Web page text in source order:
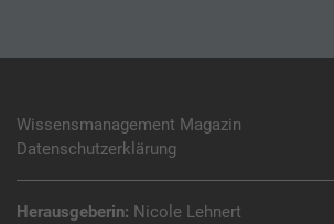
Wissensmanagement Magazin
Datenschutzerklärung
Herausgeberin: Nicole Lehnert